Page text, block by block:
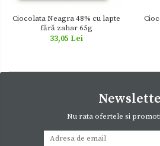
Ciocolata Neagra 48% cu lapte
fără zahar 65g
33,05 Lei
Nu rata ofertele si